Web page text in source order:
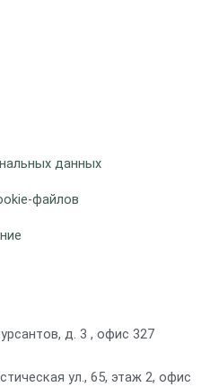
данных
файлов
д. 3 , офис 327
ул., 65, этаж 2, офис